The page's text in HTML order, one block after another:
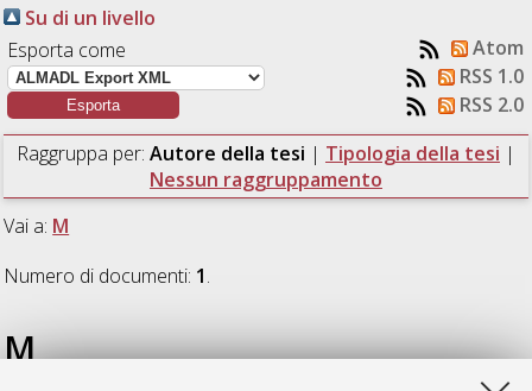
Su di un livello
Esporta come
Atom
RSS 1.0
RSS 2.0
Raggruppa per: Autore della tesi | Tipologia della tesi |
Nessun raggruppamento
Vai a: M
Numero di documenti: 1.
M